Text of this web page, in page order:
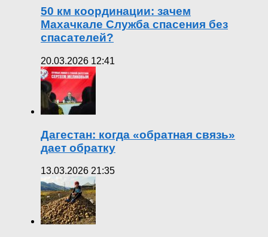
50 км координации: зачем
Махачкале Служба спасения без
спасателей?
20.03.2026 12:41
Дагестан: когда «обратная связь»
дает обратку
13.03.2026 21:35